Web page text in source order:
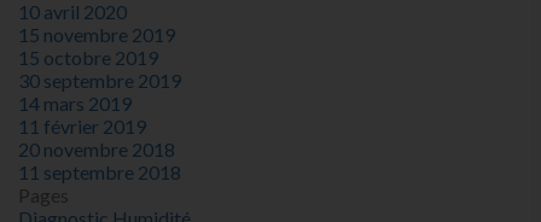
10 avril 2020
15 novembre 2019
15 octobre 2019
30 septembre 2019
14 mars 2019
11 février 2019
20 novembre 2018
11 septembre 2018
Pages